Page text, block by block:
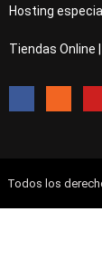
Hosting
Tiendas Online
Todos los